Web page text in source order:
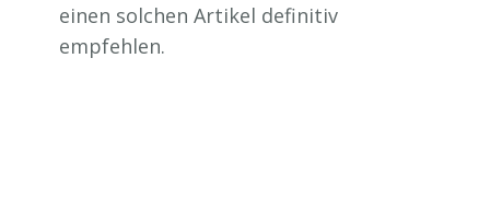
einen solchen Artikel definitiv
empfehlen.